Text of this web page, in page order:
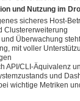
und Nutzung im
sicheres Host-
Clustererweiterung
Überwachung
mit voller
API/CLI-Äquivalenz
und
wichtige Metriken